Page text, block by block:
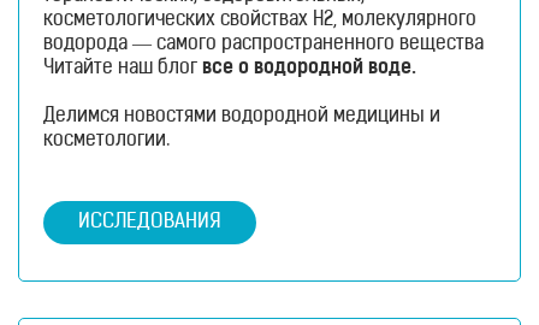
косметологических свойствах H2, молекулярного
водорода — самого распространенного вещества
во всей Вселенной?
Читайте наш блог все о водородной воде.
Делимся новостями водородной медицины и
косметологии.
ИССЛЕДОВАНИЯ